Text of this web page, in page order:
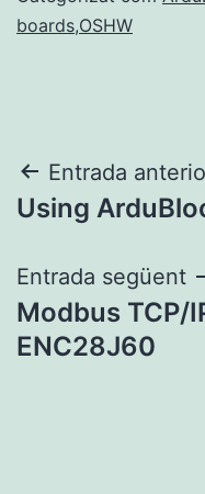
boards,OSHW
Entrada
Using
Entrada següent
Modbus TCP/
ENC28J60